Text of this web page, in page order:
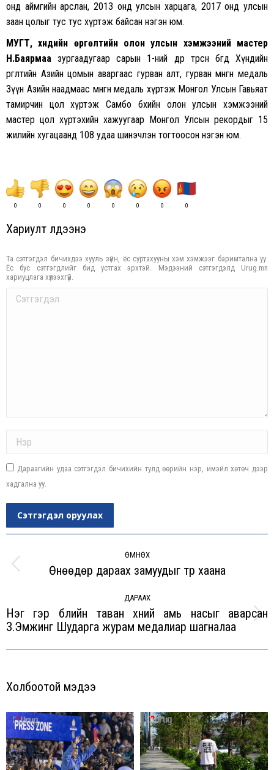
онд аймгийн арслан, 2013 онд улсын харцага, 2017 онд улсын
заан цолыг тус тус хүртэж байсан нэгэн юм.
МУГТ, хүндийн өргөлтийн олон улсын хэмжээний мастер
Н.Баярмаазургаадугаар сарын 1-ний өдөр төрсөн бөгөөд Хүндийн
өргөлтийн Азийн цомын аваргаас гурван алт, гурван мөнгөн медаль
Зүүн Азийн наадмаас мөнгөн медаль хүртэж Монгол Улсын Гавьяат
тамирчин цол хүртэж Самбо бөхийн олон улсын хэмжээний
мастер цол хүртэхийн хажуугаар Монгол Улсын рекордыг 15
жилийн хугацаанд 108 удаа шинэчлэн тогтоосон нэгэн юм.
0 0 0 0 0 0 0 0
Хариулт үлдээнэ үү
Та сэтгэгдэл бичихдээ хууль зүйн, ёс суртахууны хэм хэмжээг баримтална уу.
Ёс бус сэтгэгдлийг бид устгах эрхтэй. Мэдээний сэтгэгдэлд Urug.mn
хариуцлага хүлээхгүй.
Comment
Дараагийн удаа сэтгэгдэл бичихийн тулд өөрийн нэр, имэйл хөтөч дээр
хадгална уу.
Сэтгэгдэл оруулах
navigation
ӨМНӨХ
Previous
Өнөөдөр дараах замуудыг түр хаана
ДАРААХ
Next
post:
Нэг гэр бүлийн таван хүний амь насыг аварсан
З.Эмүжинг Шударга журам медалиар шагналаа
Холбоотой мэдээ